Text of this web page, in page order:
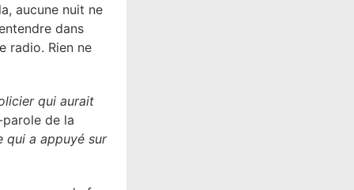
aucune nuit ne
dans
radio. Rien ne
qui aurait
de la
qui a appuyé sur